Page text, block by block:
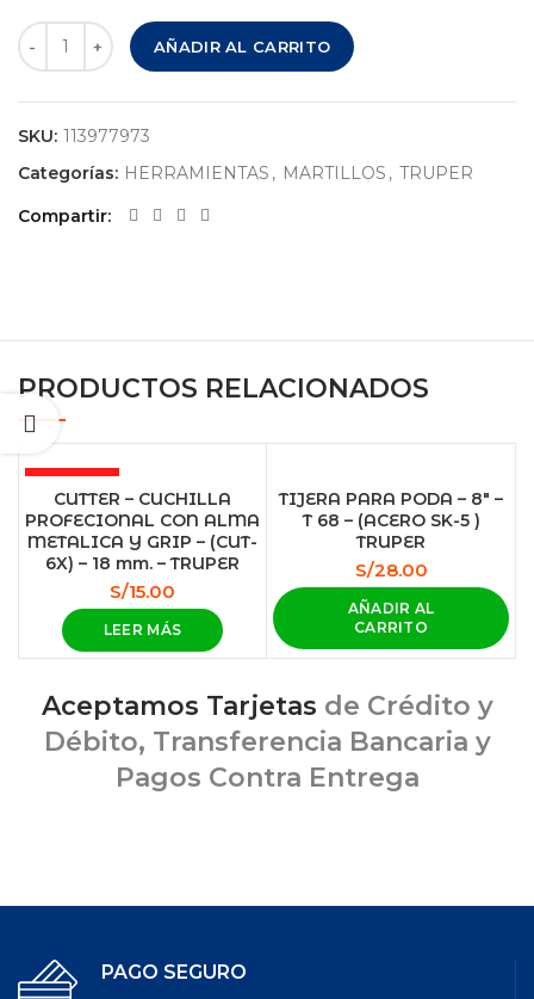
MARTILLO PULIDO - MANGO DE ENCINO - UÑA CURVA -
AÑADIR AL CARRITO
SKU: 113977973
Categorías: HERRAMIENTAS , MARTILLOS , TRUPER
Compartir
PRODUCTOS RELACIONADOS
AGOTADO
CUTTER – CUCHILLA
PROFECIONAL CON ALMA
METALICA Y GRIP – (CUT-
6X) – 18 mm. – TRUPER
S/15.00
LEER MÁS
TIJERA PARA PODA – 8″ –
T 68 – (ACERO SK-5 )
TRUPER
S/28.00
AÑADIR AL
CARRITO
Aceptamos Tarjetas de Crédito y
Débito, Transferencia Bancaria y
Pagos Contra Entrega
PAGO SEGURO